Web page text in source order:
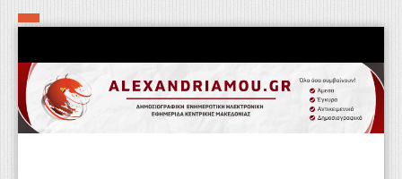
Αρχική
Τα εν δήμω εν οίκω
Πολιτιστικά-Εκκλησιαστικά